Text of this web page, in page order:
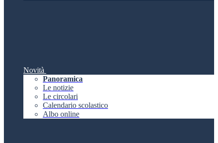
Novità
Panoramica
Le notizie
Le circolari
Calendario scolastico
Albo online